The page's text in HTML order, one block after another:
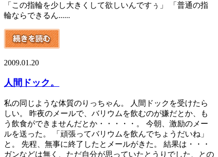
「この指輪を少し大きくして欲しいんですぅ」 「普通の指
輪ならできるん......
2009.01.20
人間ドック。
私の同じような体質のりっちゃん。 人間ドックを受けたら
しい。 昨夜のメールで、バリウムを飲むのが嫌だとか、も
う飲食ができませんだとか・・・・・。 今朝、激励のメー
ルを送った。 「頑張ってバリウムを飲んでちょうだいね」
と。 先程、無事に終了したとメールがきた。 結果は・・・
ガンなどは無く、ただ自分が思っていたとうりでした、との